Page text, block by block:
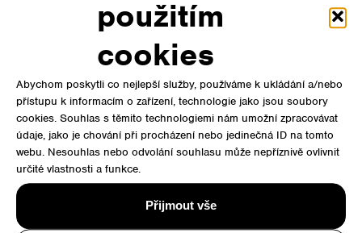
použitím
cookies
Abychom poskytli co nejlepší služby, používáme k ukládání a/nebo
přístupu k informacím o zařízení, technologie jako jsou soubory
cookies. Souhlas s těmito technologiemi nám umožní zpracovávat
údaje, jako je chování při procházení nebo jedinečná ID na tomto
webu. Nesouhlas nebo odvolání souhlasu může nepříznivě ovlivnit
určité vlastnosti a funkce.
Přijmout vše
můžete
mítsmělejší
plány.